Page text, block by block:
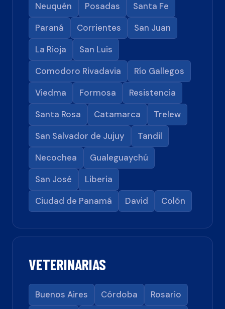
Neuquén
Posadas
Santa Fe
Paraná
Corrientes
San Juan
La Rioja
San Luis
Comodoro Rivadavia
Río Gallegos
Viedma
Formosa
Resistencia
Santa Rosa
Catamarca
Trelew
San Salvador de Jujuy
Tandil
Necochea
Gualeguaychú
San José
Liberia
Ciudad de Panamá
David Colón
VETERINARIAS
Buenos Aires Córdoba
Rosario